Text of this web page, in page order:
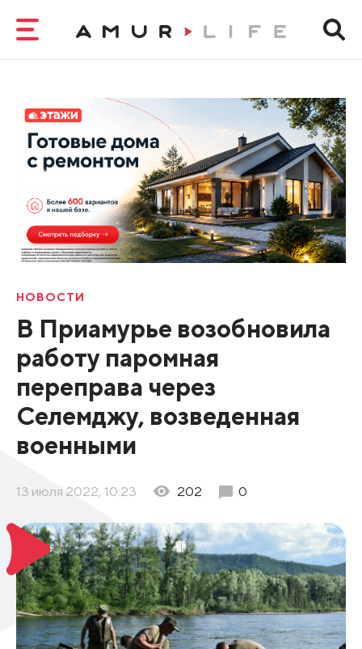
НОВОСТИ
В Приамурье возобновила
работу паромная
переправа через
Селемджу, возведенная
военными
13 июля 2022, 10:23 202 0